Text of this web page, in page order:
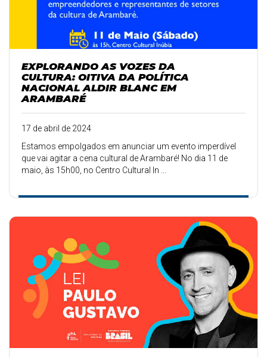
EXPLORANDO AS VOZES DA
CULTURA: OITIVA DA POLÍTICA
NACIONAL ALDIR BLANC EM
ARAMBARÉ
17 de abril de 2024
Estamos empolgados em anunciar um evento imperdível
que vai agitar a cena cultural de Arambaré! No dia 11 de
maio, às 15h00, no Centro Cultural In ...